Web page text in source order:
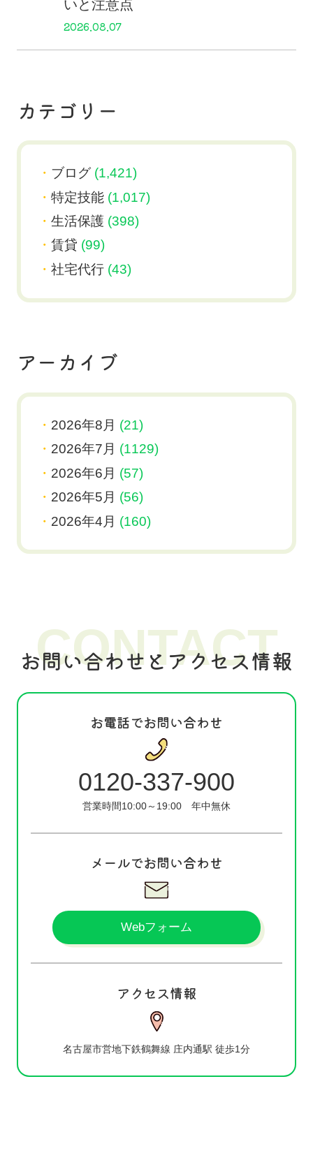
いと注意点
2026.08.07
カテゴリー
ブログ(1,421)
特定技能(1,017)
生活保護 (398)
賃貸 (99)
社宅代行(43)
アーカイブ
2026年8月 (21)
2026年7月 (1129)
2026年6月 (57)
2026年5月 (56)
2026年4月 (160)
お問い合わせとアクセス情報
CONTACT
お電話でお問い合わせ
0120-337-900
営業時間10:00～19:00 年中無休
メールでお問い合わせ
Webフォーム
アクセス情報
名古屋市営地下鉄鶴舞線 庄内通駅 徒歩1分